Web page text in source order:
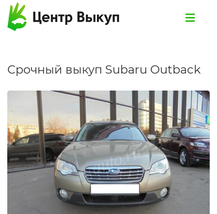
Срочный выкуп Subaru Outback